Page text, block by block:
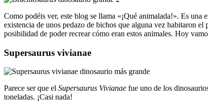
Como podéis ver, este blog se llama «¡Qué animalada!». Es
existencia de unos pedazo de bichos que alguna vez habitaron
posibilidad de poder recrear cómo eran estos animales. Hoy
Supersaurus vivianae
Parece ser que el Supersaurus Vivianae fue uno de los
toneladas. ¡Casi nada!